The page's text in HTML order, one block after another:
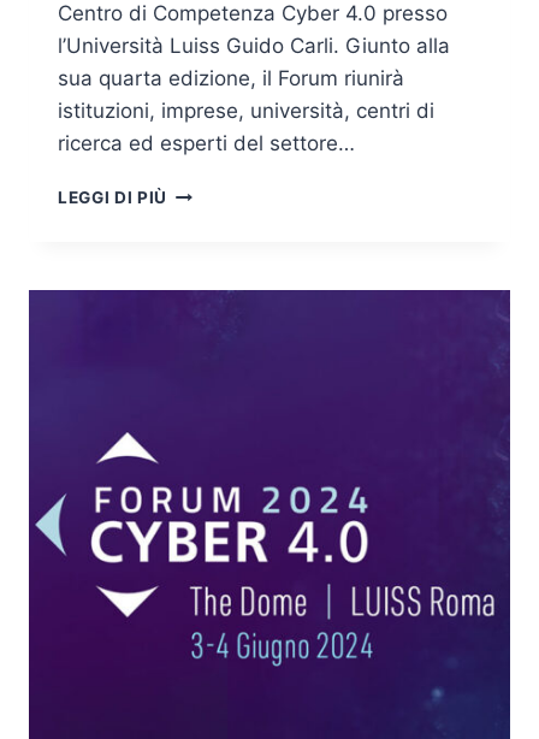
Centro di Competenza Cyber 4.0 presso
l’Università Luiss Guido Carli. Giunto alla
sua quarta edizione, il Forum riunirà
istituzioni, imprese, università, centri di
ricerca ed esperti del settore…
LEGGI DI PIÙ FORUM
ISTITUZIONI,
DELLA
CYBERSECURITY